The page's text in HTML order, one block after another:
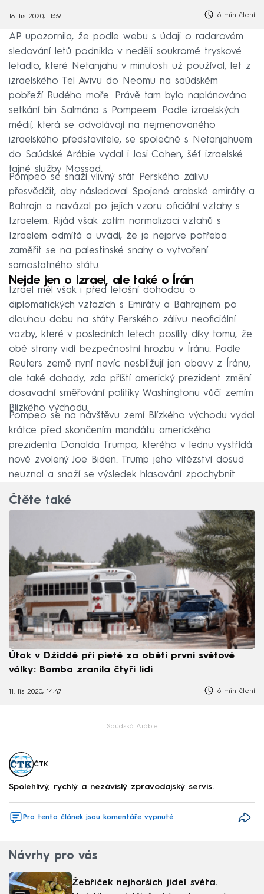
18. lis 2020, 11:59 6 min čtení
AP upozornila, že podle webu s údaji o radarovém
sledování letů podniklo v neděli soukromé tryskové
letadlo, které Netanjahu v minulosti už používal, let z
izraelského Tel Avivu do Neomu na saúdském
pobřeží Rudého moře. Právě tam bylo naplánováno
setkání bin Salmána s Pompeem. Podle izraelských
médií, která se odvolávají na nejmenovaného
izraelského představitele, se společně s Netanjahuem
do Saúdské Arábie vydal i Josi Cohen, šéf izraelské
tajné služby Mossad.
Pompeo se snaží vlivný stát Perského zálivu
přesvědčit, aby následoval Spojené arabské emiráty a
Bahrajn a navázal po jejich vzoru oficiální vztahy s
Izraelem. Rijád však zatím normalizaci vztahů s
Izraelem odmítá a uvádí, že je nejprve potřeba
zaměřit se na palestinské snahy o vytvoření
samostatného státu.
Nejde jen o Izrael, ale také o Írán
Izrael měl však i před letošní dohodou o
diplomatických vztazích s Emiráty a Bahrajnem po
dlouhou dobu na státy Perského zálivu neoficiální
vazby, které v posledních letech posílily díky tomu, že
obě strany vidí bezpečnostní hrozbu v Íránu. Podle
Reuters země nyní navíc nesbližují jen obavy z Íránu,
ale také dohady, zda příští americký prezident změní
dosavadní směřování politiky Washingtonu vůči zemím
Blízkého východu.
Pompeo se na návštěvu zemí Blízkého východu vydal
krátce před skončením mandátu amerického
prezidenta Donalda Trumpa, kterého v lednu vystřídá
nově zvolený Joe Biden. Trump jeho vítězství dosud
neuznal a snaží se výsledek hlasování zpochybnit.
Čtěte také
Útok v Džiddě při pietě za oběti první světové
války: Bomba zranila čtyři lidi
11. lis 2020, 14:47 6 min čtení
Saúdská Arábie
ČTK
Spolehlivý, rychlý a nezávislý zpravodajský servis.
Pro tento článek jsou komentáře vypnuté
Návrhy pro vás
Žebříček nejhorších jídel světa.